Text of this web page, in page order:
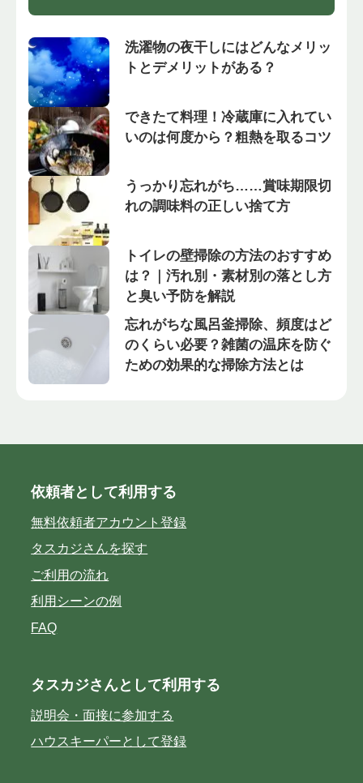
洗濯物の夜干しにはどんなメリッ
トとデメリットがある？
できたて料理！冷蔵庫に入れてい
いのは何度から？粗熱を取るコツ
うっかり忘れがち……賞味期限切
れの調味料の正しい捨て方
トイレの壁掃除の方法のおすすめ
は？｜汚れ別・素材別の落とし方
と臭い予防を解説
忘れがちな風呂釜掃除、頻度はど
のくらい必要？雑菌の温床を防ぐ
ための効果的な掃除方法とは
依頼者として利用する
無料依頼者アカウント登録
タスカジさんを探す
ご利用の流れ
利用シーンの例
FAQ
タスカジさんとして利用する
説明会・面接に参加する
ハウスキーパーとして登録